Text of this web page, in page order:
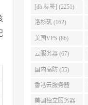
[db:标签] (2251)
洛杉矶 (162)
美国VPS (86)
云服务器 (67)
国内高防 (55)
香港云服务器
(40)
美国独立服务器